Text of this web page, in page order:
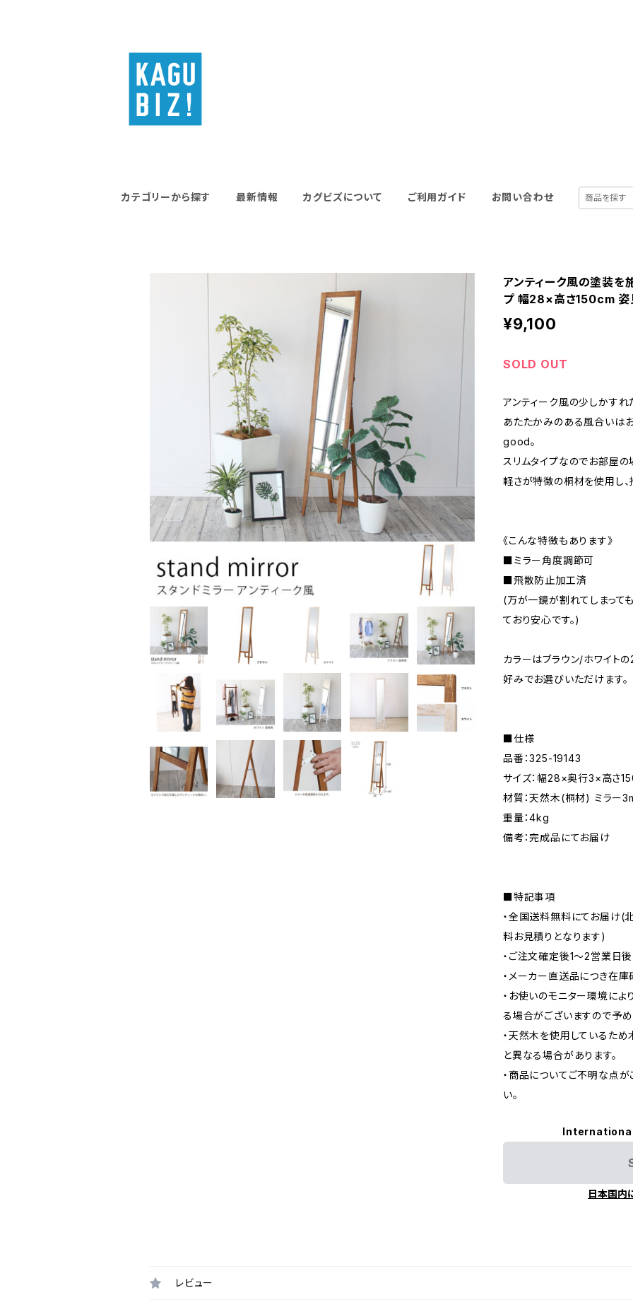
カテゴリーから探す 最新情報 カグビズについて ご利用ガイド お問い合わせ
アンティーク風の塗装を
プ 幅28×高さ150cm 姿
¥9,100
SOLD OUT
アンティーク風の少しかすれ
あたたかみのある風合いは
good。
スリムタイプなのでお部屋の
軽さが特徴の桐材を使用し
《こんな特徴もあります》
■ミラー角度調節可
■飛散防止加工済
(万が一鏡が割れてしまって
ており安心です。)
カラーはブラウン/ホワイト
好みでお選びいただけます。
■仕様
品番：325-19143
サイズ：幅28×奥行3×高さ
材質：天然木(桐材) ミラー
重量：4kg
備考：完成品にてお届け
■特記事項
・全国送料無料にてお届け(
料お見積りとなります)
・ご注文確定後1〜2営業日
・メーカー直送品につき在庫
・お使いのモニター環境に
る場合がございますので予め
・天然木を使用しているた
と異なる場合があります。
・商品についてご不明な点
い。
日本国内
レビュー